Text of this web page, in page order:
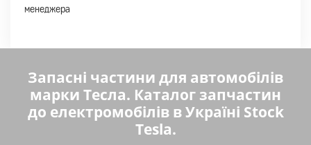
менеджера
Запасні частини для автомобілів
марки Тесла. Каталог запчастин
до електромобілів в Україні Stock
Tesla.